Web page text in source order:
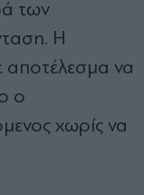
των
Η
να
ο
χωρίς να